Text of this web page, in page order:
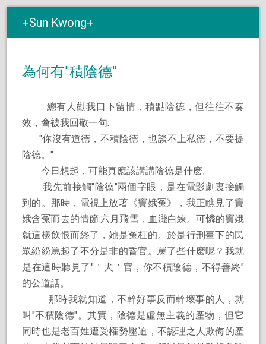
Sun Kwong
為何有″積陰德"
總有人勸我口下留情，積點陰德，但往往不奏
效，會被我回敬一句:
"你沒有道德，不積陰德，也談不上私德，不要提
陰德。″
今日想起，可能真應該講講陰德是什麽。
我先前接觸″陰德"兩個字眼，是在電影劇裏接觸
到的。那時，電視上放著《竇娥冤》，我正瞧見了竇
娥含冤而去的情節:六月飛雪，血濺白練。可憐的竇娥
就這樣飲恨而終了，她是冤枉的。於是行刑臺下的民
眾紛紛罵起了不分是非的昏官。罵了些什麽呢？我就
是在這時聽見了″＇犬＇官，你不積陰德，不得善終″
的公道話。
那時我就知道，不幹好事反而幹壞事的人，就
叫″不積陰德″。其實，陰德是虛無主義的產物，但它
同時也是老百姓遭受權勢壓迫，不認理之人欺侮的產